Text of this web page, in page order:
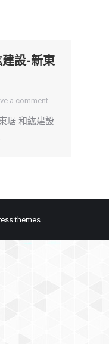
建設-新東
a comment
琚 和紘建設
themes